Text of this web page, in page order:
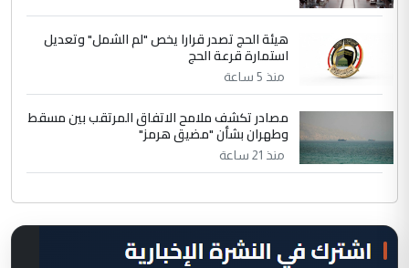
هيئة الحج تصدر قرارا يخص "لم الشمل" وتعديل
استمارة قرعة الحج
منذ 5 ساعة
مصادر تكشف ملامح الاتفاق المرتقب بين مسقط
وطهران بشأن "مضيق هرمز"
منذ 21 ساعة